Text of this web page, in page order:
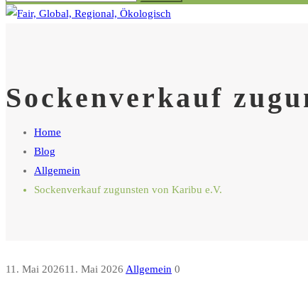
nach:
Sockenverkauf
Home
Blog
Allgemein
Sockenverkauf zugunsten von Karibu e.V.
11. Mai 202611. Mai 2026 Allgemein 0